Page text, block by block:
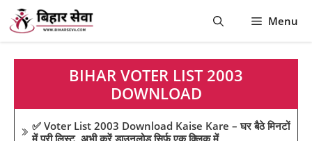
Skip
content
Menu
BIHAR VOTER LIST 2003
DOWNLOAD
✅ Voter List 2003 Download Kaise Kare – घर बैठे मिनटों
में पूरी लिस्ट, अभी करें डाउनलोड सिर्फ एक क्लिक में